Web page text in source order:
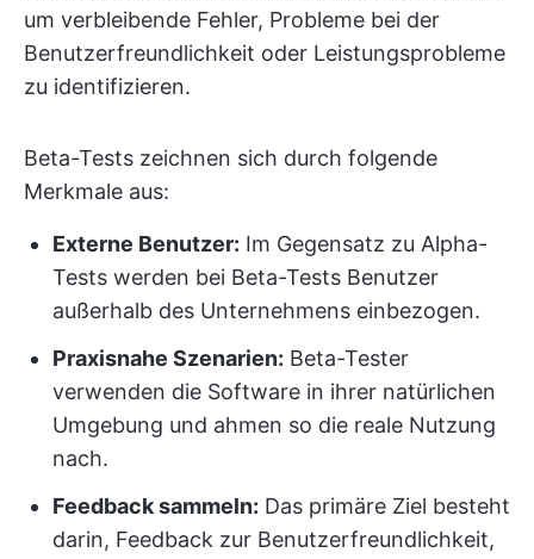
um verbleibende Fehler, Probleme bei der
Benutzerfreundlichkeit oder Leistungsprobleme
zu identifizieren.
Beta-Tests zeichnen sich durch folgende
Merkmale aus:
Externe Benutzer: Im Gegensatz zu Alpha-
Tests werden bei Beta-Tests Benutzer
außerhalb des Unternehmens einbezogen.
Praxisnahe Szenarien: Beta-Tester
verwenden die Software in ihrer natürlichen
Umgebung und ahmen so die reale Nutzung
nach.
Feedback sammeln: Das primäre Ziel besteht
darin, Feedback zur Benutzerfreundlichkeit,